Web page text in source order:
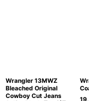
Wrangler 13MWZ
Bleached Original
Cowboy Cut Jeans